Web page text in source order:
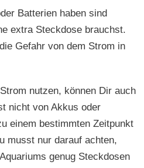
Batterien haben sind
extra Steckdose brauchst.
Gefahr von dem Strom in
nutzen, können Dir auch
nicht von Akkus oder
einem bestimmten Zeitpunkt
musst nur darauf achten,
genug Steckdosen